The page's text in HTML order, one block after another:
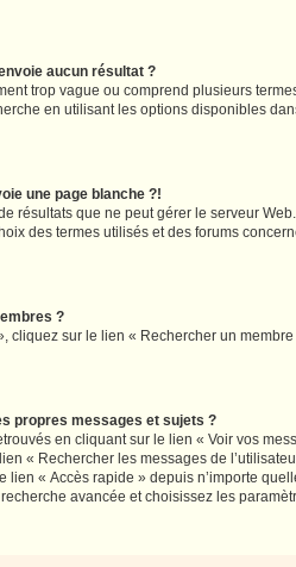
aucun résultat ?
trop vague ou comprend plusieurs
en utilisant les options disponibles
une page blanche ?!
résultats que ne peut gérer le serveur
des termes utilisés et des forums
?
cliquez sur le lien « Rechercher un membre
propres messages et sujets ?
en cliquant sur le lien « Voir vos
« Rechercher les messages de
lien « Accès rapide » depuis n’importe
avancée et choisissez les